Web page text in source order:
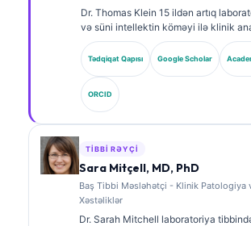
Dr. Thomas Klein 15 ildən artıq
və süni intellektin köməyi ilə klinik
təcrübəyə malik, sertifikatlı klinik
internistdir. Kantesti AI şirkətində Baş
kimi o, məxsusi neyron şəbəkənin
dair klinik nəzarəti həyata keçirir. Dr.
biomarkerlərin şərhi və laboratoriya
mövzularında laboratoriya tibbinə
nəşrlər edib.
Tədqiqat Qapısı Google Scholar
ORCID
TIBBI RƏYÇI
Sara Mitçell, MD, PhD
Baş Tibbi Məsləhətçi - Klinik Patologiya
Xəstəliklər
Dr. Sarah Mitchell laboratoriya